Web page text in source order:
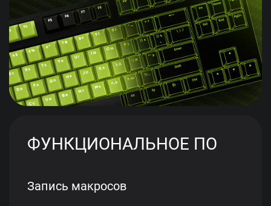
ФУНКЦИОНАЛЬНОЕ ПО
Запись макросов